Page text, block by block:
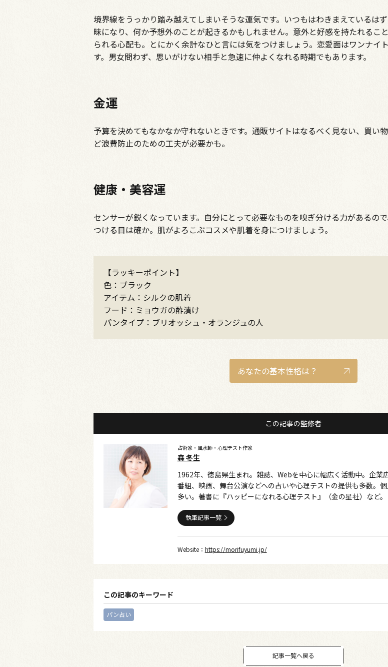
境界線をうっかり踏み越えてしまいそうな運気です。いつもはわきまえているは
昧になり、何か予想外のことが起きるかもしれません。意外と好感を持たれるこ
られる心配も。とにかく余計なひと言には気をつけましょう。恋愛面はワンナイ
す。男女問わず、思いがけない相手と急速に仲よくなれる時期でもあります。
金運
予算を決めてもなかなか守れないときです。通販サイトはなるべく見ない、買い
ど浪費防止のための工夫が必要かも。
健康・美容運
センサーが鋭くなっています。自分にとって必要なものを嗅ぎ分ける力があるの
つける目は確か。肌がよろこぶコスメや肌着を身につけましょう。
【ラッキーポイント】
色：ブラック
アイテム：シルクの肌着
フード：ミョウガの酢漬け
パンタイプ：ブリオッシュ・オランジュの人
あなたの基本性格は？
この記事の監修者
占術家・風水師・心理テスト作家
森 冬生
1962年、徳島県生まれ。雑誌、Webを中心に幅広く活動中。企業
番組、映画、舞台公演などへの占いや心理テストの提供も多数。
多い。著書に『ハッピーになれる心理テスト』（金の星社）など。
執筆記事一覧
Website： https://morifuyumi.jp/
この記事のキーワード
パン占い
記事一覧へ戻る